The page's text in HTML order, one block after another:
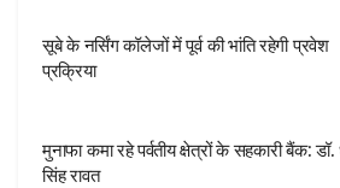
सूबे के नर्सिंग कॉलेजों में पूर्व की भांति रहेगी प्रवेश
प्रक्रिया
मुनाफा कमा रहे पर्वतीय क्षेत्रों के सहकारी बैंक:
सिंह रावत